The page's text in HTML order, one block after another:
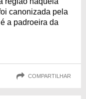
canonizada pela
a padroeira da
COMPARTILHAR